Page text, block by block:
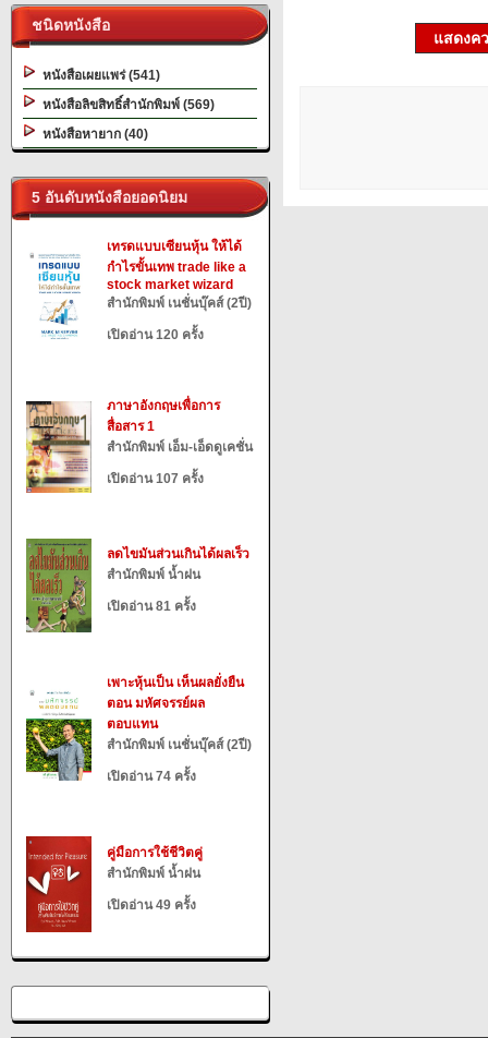
ชนิดหนังสือ
หนังสือเผยแพร่ (541)
หนังสือลิขสิทธิ์สำนักพิมพ์ (569)
หนังสือหายาก (40)
5 อันดับหนังสือยอดนิยม
เทรดแบบเซียนหุ้น ให้ได้
กำไรขั้นเทพ trade like a
stock market wizard
สำนักพิมพ์ เนชั่นบุ๊คส์ (2ปี)
เปิดอ่าน 120 ครั้ง
ภาษาอังกฤษเพื่อการ
สื่อสาร 1
สำนักพิมพ์ เอ็ม-เอ็ดดูเคชั่น
เปิดอ่าน 107 ครั้ง
ลดไขมันส่วนเกินได้ผลเร็ว
สำนักพิมพ์ น้ำฝน
เปิดอ่าน 81 ครั้ง
เพาะหุ้นเป็น เห็นผลยั่งยืน
ตอน มหัศจรรย์ผล
ตอบแทน
สำนักพิมพ์ เนชั่นบุ๊คส์ (2ปี)
เปิดอ่าน 74 ครั้ง
คู่มือการใช้ชีวิตคู่
สำนักพิมพ์ น้ำฝน
เปิดอ่าน 49 ครั้ง
แสดงค